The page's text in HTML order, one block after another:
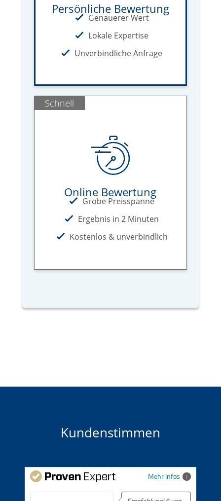
Persönliche Bewertung
Genauerer Wert
Lokale Expertise
Unverbindliche Anfrage
Schnell
Online Bewertung
Grobe Preisspanne
Ergebnis in 2 Minuten
Kostenlos & unverbindlich
Kundenstimmen
Mehr Infos